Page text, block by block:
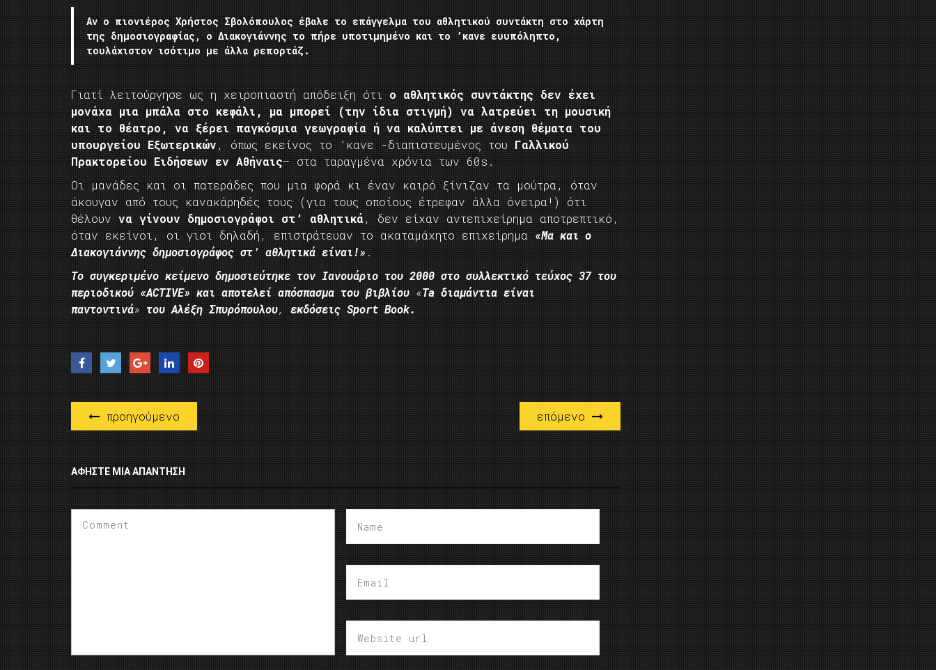
Αν ο πιονιέρος Χρήστος Σβολόπουλος έβαλε το επάγγελμα του αθλητικού συντάκτη στο χάρτη
της δημοσιογραφίας, ο Διακογιάννης το πήρε υποτιμημένο και το ’κανε ευυπόληπτο,
τουλάχιστον ισότιμο με άλλα ρεπορτάζ.
Γιατί λειτούργησε ως η χειροπιαστή απόδειξη ότι ο αθλητικός συντάκτης δεν έχει
μονάχα μια μπάλα στο κεφάλι, μα μπορεί (την ίδια στιγμή) να λατρεύει τη μουσική
και το θέατρο, να ξέρει παγκόσμια γεωγραφία ή να καλύπτει με άνεση θέματα του
υπουργείου Εξωτερικών , όπως εκείνος το ’κανε -διαπιστευμένος του Γαλλικού
Πρακτορείου Ειδήσεων εν Αθήναις– στα ταραγμένα χρόνια των 60s.
Οι μανάδες και οι πατεράδες που μια φορά κι έναν καιρό ξίνιζαν τα μούτρα, όταν
άκουγαν από τους κανακάρηδές τους (για τους οποίους έτρεφαν άλλα όνειρα!) ότι
θέλουν να γίνουν δημοσιογράφοι στ’ αθλητικά, δεν είχαν αντεπιχείρημα αποτρεπτικό,
όταν εκείνοι, οι γιοι δηλαδή, επιστράτευαν το ακαταμάχητο επιχείρημα «Μα και ο
Διακογιάννης δημοσιογράφος στ’ αθλητικά είναι!» .
Το συγκεριμένο κείμενο δημοσιεύτηκε τον Ιανουάριο του 2000 στο συλλεκτικό τεύχος 37 του
περιοδικού «ACTIVE» και αποτελεί απόσπασμα του βιβλίου «Ta διαμάντια είναι
παντοντινά» του Αλέξη Σπυρόπουλου, εκδόσεις Sport Book.
προηγούμενο επόμενο
ΑΦΉΣΤΕ ΜΙΑ ΑΠΆΝΤΗΣΗ